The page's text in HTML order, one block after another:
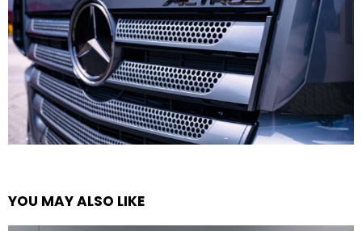
YOU MAY ALSO LIKE